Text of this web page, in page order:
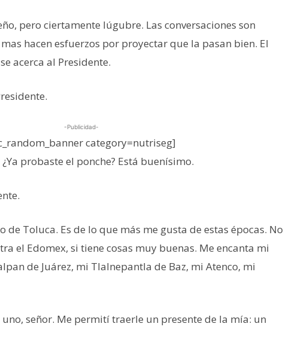
pero ciertamente lúgubre. Las conversaciones son
hacen esfuerzos por proyectar que la pasan bien. El
acerca al Presidente.
-Publicidad-
category=nutriseg]
probaste el ponche? Está buenísimo.
de Toluca. Es de lo que más me gusta de estas épocas. No
el Edomex, si tiene cosas muy buenas. Me encanta mi
de Juárez, mi Tlalnepantla de Baz, mi Atenco, mi
señor. Me permití traerle un presente de la mía: un